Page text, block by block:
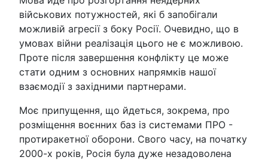
військових потужностей, які б запобігали
можливій агресії з боку Росії. Очевидно, що в
умовах війни реалізація цього не є можливою.
Проте після завершення конфлікту це може
стати одним з основних напрямків нашої
взаємодії з західними партнерами.
Моє припущення, що йдеться, зокрема, про
розміщення воєнних баз із системами ПРО -
протиракетної оборони. Свого часу, на початку
2000-х років, Росія була дуже незадоволена